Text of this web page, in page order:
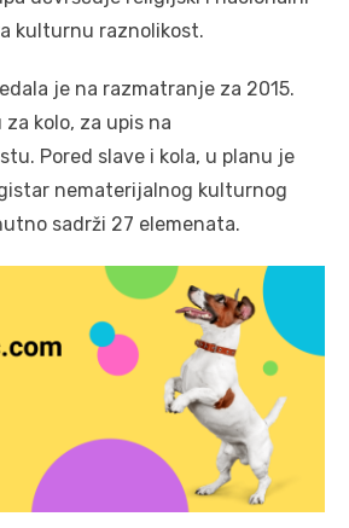
kulturnu raznolikost.
je na razmatranje za 2015.
kolo, za upis na
Pored slave i kola, u planu je
nematerijalnog kulturnog
sadrži 27 elemenata.